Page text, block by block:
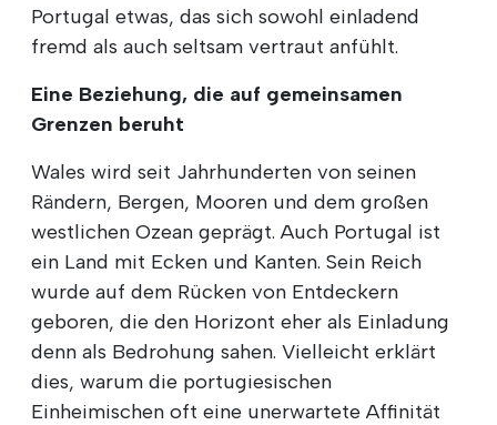
Portugal etwas, das sich sowohl einladend
fremd als auch seltsam vertraut anfühlt.
Eine Beziehung, die auf gemeinsamen
Grenzen beruht
Wales wird seit Jahrhunderten von seinen
Rändern, Bergen, Mooren und dem großen
westlichen Ozean geprägt. Auch Portugal ist
ein Land mit Ecken und Kanten. Sein Reich
wurde auf dem Rücken von Entdeckern
geboren, die den Horizont eher als Einladung
denn als Bedrohung sahen. Vielleicht erklärt
dies, warum die portugiesischen
Einheimischen oft eine unerwartete Affinität